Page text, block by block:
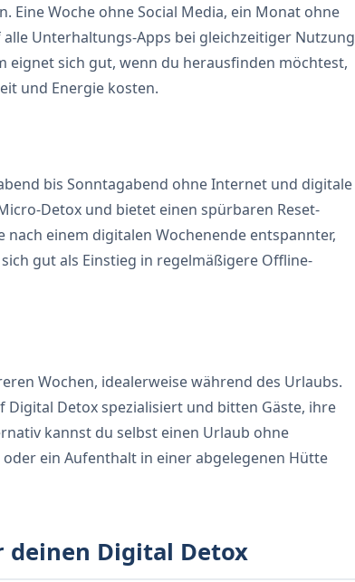
Eine Woche ohne Social Media, ein Monat ohne
Unterhaltungs-Apps bei gleichzeitiger Nutzung
eignet sich gut, wenn du herausfinden möchtest,
und Energie kosten.
bis Sonntagabend ohne Internet und digitale
Detox und bietet einen spürbaren Reset-
nach einem digitalen Wochenende entspannter,
gut als Einstieg in regelmäßigere Offline-
Wochen, idealerweise während des Urlaubs.
Digital Detox spezialisiert und bitten Gäste, ihre
kannst du selbst einen Urlaub ohne
ein Aufenthalt in einer abgelegenen Hütte
Digital Detox